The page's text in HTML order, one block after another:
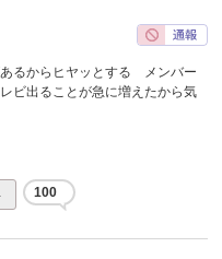
るからヒヤッとする メンバー
ビ出ることが急に増えたから気
100